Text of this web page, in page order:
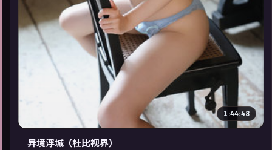
1:44:48
异境浮城（杜比视界）